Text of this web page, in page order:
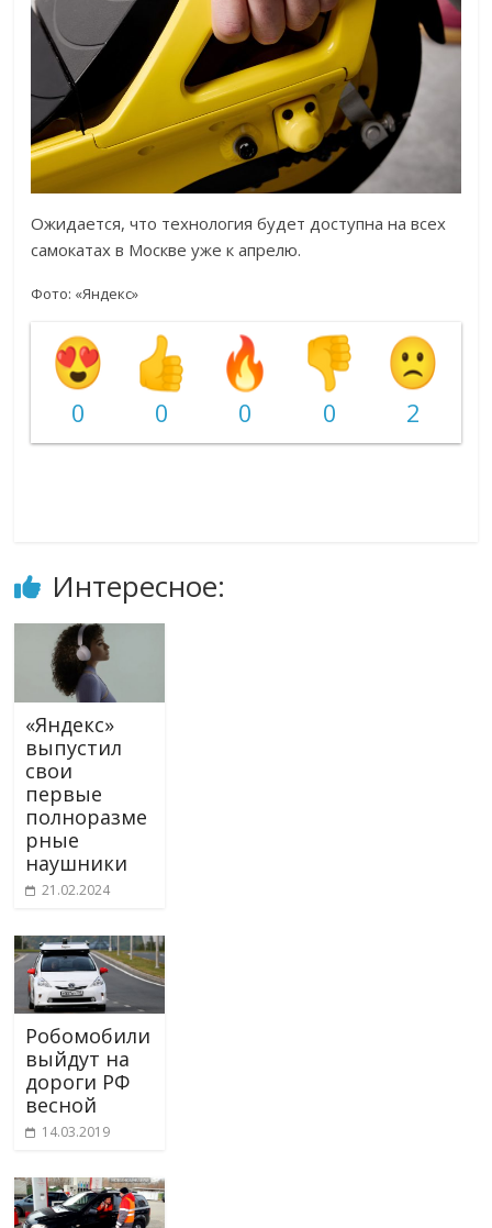
Ожидается, что технология будет доступна на всех
самокатах в Москве уже к апрелю.
Фото: «Яндекс»
0 0 0 0 2
Интересное:
«Яндекс»
выпустил
свои
первые
полноразме
рные
наушники
21.02.2024
Робомобили
выйдут на
дороги РФ
весной
14.03.2019